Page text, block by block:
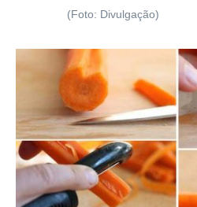
(Foto: Divulgação)